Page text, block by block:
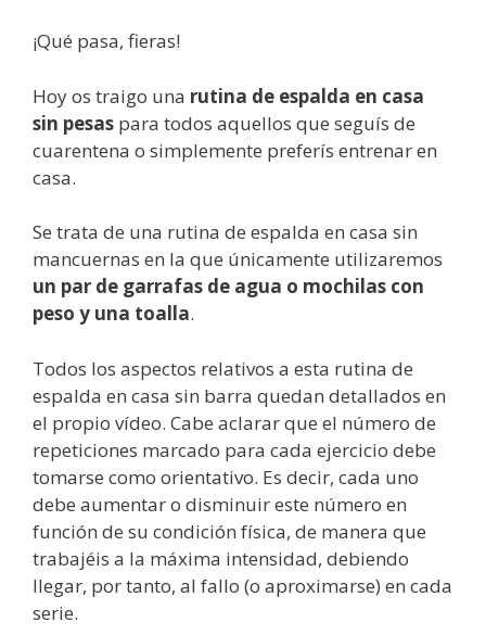
¡Qué pasa, fieras!
Hoy os traigo una rutina de espalda en casa
sin pesas para todos aquellos que seguís de
cuarentena o simplemente preferís entrenar en
casa.
Se trata de una rutina de espalda en casa sin
mancuernas en la que únicamente utilizaremos
un par de garrafas de agua o mochilas con
peso y una toalla.
Todos los aspectos relativos a esta rutina de
espalda en casa sin barra quedan detallados en
el propio vídeo. Cabe aclarar que el número de
repeticiones marcado para cada ejercicio debe
tomarse como orientativo. Es decir, cada uno
debe aumentar o disminuir este número en
función de su condición física, de manera que
trabajéis a la máxima intensidad, debiendo
llegar, por tanto, al fallo (o aproximarse) en cada
serie.